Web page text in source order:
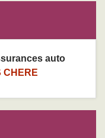
auto
CHERE